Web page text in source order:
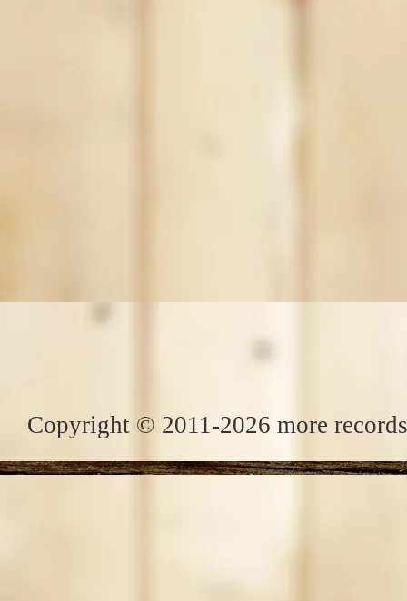
Copyright © 2011-2026 more